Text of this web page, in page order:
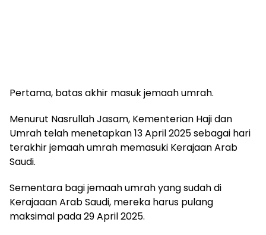
Pertama, batas akhir masuk jemaah umrah.
Menurut Nasrullah Jasam, Kementerian Haji dan
Umrah telah menetapkan 13 April 2025 sebagai hari
terakhir jemaah umrah memasuki Kerajaan Arab
Saudi.
Sementara bagi jemaah umrah yang sudah di
Kerajaaan Arab Saudi, mereka harus pulang
maksimal pada 29 April 2025.